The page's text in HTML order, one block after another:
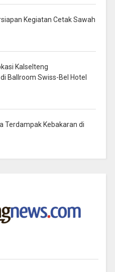
Kegiatan Cetak Sawah
Kalselteng
Ballroom Swiss-Bel Hotel
Terdampak Kebakaran di